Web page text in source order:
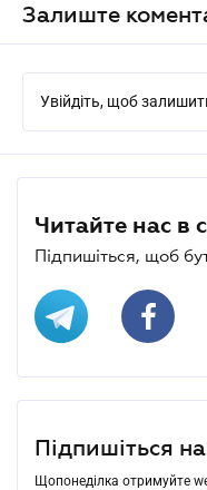
Залиште
Увійдіть, щоб
Читайте нас в
Підпишіться, щоб
Підпишіться
Щопонеділка отримуйте